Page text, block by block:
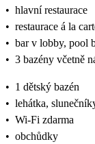
• hlavní restaurace
• restaurace á la
• bar v lobby, pool
• 3 bazény včetně
• 1 dětský bazén
• lehátka,
• Wi-Fi zdarma
• obchůdky